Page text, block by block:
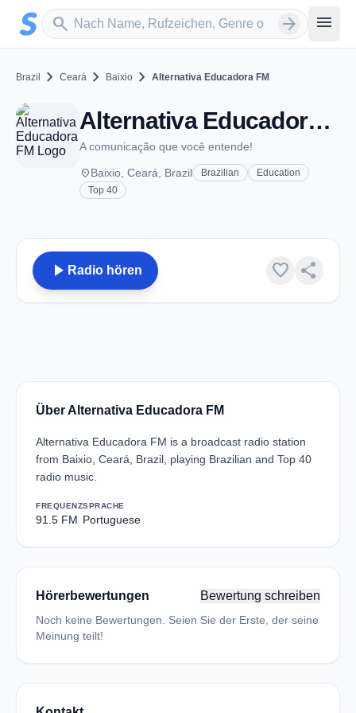
Zum Hauptinhalt springen
search
Sender suchen arrow_forward menu
Brazil chevron_right Ceará chevron_right Baixio chevron_right Alternativa Educadora FM
Alternativa Educadora FM - FM 91.5 - Baixio
A comunicação que você entende!
placeBaixio, Ceará, Brazil Brazilian
Education
Top 40
play_arrow Radio hören favorite share
Über Alternativa Educadora FM
Alternativa Educadora FM is a broadcast radio station
from Baixio, Ceará, Brazil, playing Brazilian and Top 40
radio music.
FREQUENZ
91.5 FM
SPRACHE
Portuguese
Hörerbewertungen Bewertung schreiben
Noch keine Bewertungen. Seien Sie der Erste, der seine
Meinung teilt!